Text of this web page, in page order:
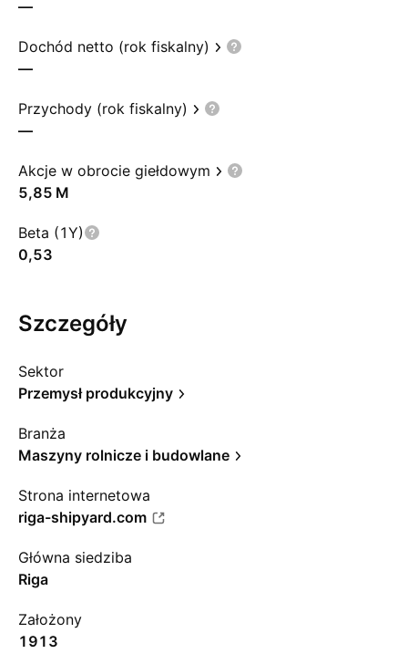
—
Dochód netto (rok fiskalny)
—
Przychody (rok fiskalny)
—
Akcje w obrocie giełdowym
‪5,85 M‬
Beta (1Y)
0,53
Szczegóły
Sektor
Przemysł produkcyjny
Branża
Maszyny rolnicze i budowlane
Strona internetowa
riga-shipyard.com
Główna siedziba
Riga
Założony
1913